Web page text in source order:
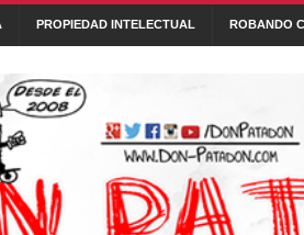
PROPIEDAD INTELECTUAL ROBANDO
DE FÚTBOL FONTANARROSA FRASES